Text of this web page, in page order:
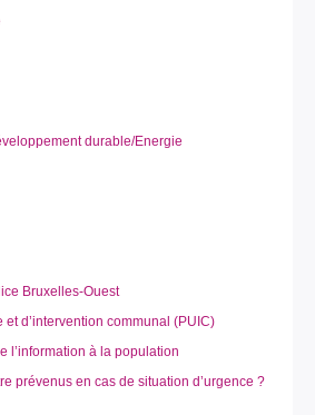
durable/Energie
Bruxelles-Ouest
et d’intervention communal (PUIC)
l’information à la population
prévenus en cas de situation d’urgence ?